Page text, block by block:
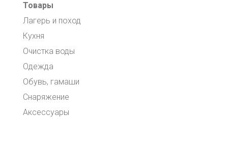
Товары
Лагерь и поход
Кухня
Очистка воды
Одежда
Обувь, гамаши
Снаряжение
Аксессуары